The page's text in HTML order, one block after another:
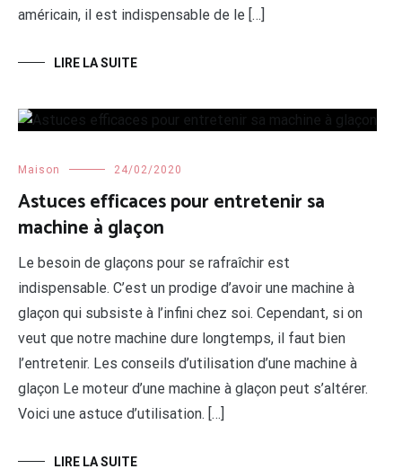
américain, il est indispensable de le […]
LIRE LA SUITE
Maison 24/02/2020
Astuces efficaces pour entretenir sa
machine à glaçon
Le besoin de glaçons pour se rafraîchir est
indispensable. C’est un prodige d’avoir une machine à
glaçon qui subsiste à l’infini chez soi. Cependant, si on
veut que notre machine dure longtemps, il faut bien
l’entretenir. Les conseils d’utilisation d’une machine à
glaçon Le moteur d’une machine à glaçon peut s’altérer.
Voici une astuce d’utilisation. […]
LIRE LA SUITE